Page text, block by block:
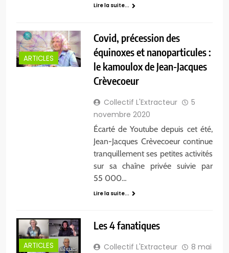
Lire la suite...
ARTICLES
Covid, précession des
équinoxes et nanoparticules :
le kamoulox de Jean-Jacques
Crèvecoeur
Collectif L'Extracteur
5
novembre 2020
Écarté de Youtube depuis cet été,
Jean-Jacques Crèvecoeur continue
tranquillement ses petites activités
sur sa chaîne privée suivie par
55 000…
Lire la suite...
ARTICLES
Les 4 fanatiques
Collectif L'Extracteur
8 mai